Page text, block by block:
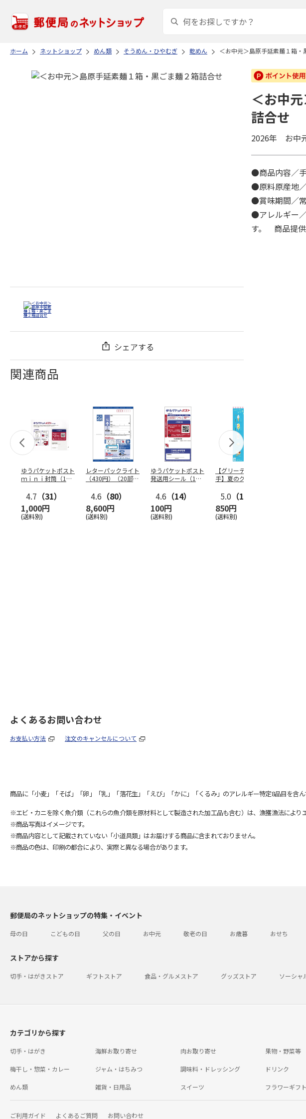
ホーム ネットショップ めん類 そうめん・ひやむぎ 乾めん ＜お中元＞島原手延素麺１箱・
シェアする
関連商品
ゆうパケットポスト
ｍｉｎｉ封筒（1個
4.7 （31）
1,000円
(送料別)
レターパックライト
（430円）（20部セ
4.6 （80）
8,600円
(送料別)
ゆうパケットポスト
発送用シール（1個
4.6 （14）
100円
(送料別)
【グリーティング切
手】夏のグリーティ
5.0 （10）
850円
(送料別)
＜お中
詰合せ
2026年 お中
●商品内容／
●原料原産地
●賞味期間／
●アレルギー
す。 商品提供
よくあるお問い合わせ
お支払い方法 注文のキャンセルについて
商品に「小麦」「そば」「卵」「乳」「落花生」「えび」「かに」「くるみ」のアレルギー特定8品目を含ん
※エビ・カニを除く魚介類（これらの魚介類を原材料として製造された加工品も含む）は、漁獲漁法によ
※商品写真はイメージです。
※商品内容として記載されていない「小道具類」はお届けする商品に含まれておりません。
※商品の色は、印刷の都合により、実際と異なる場合があります。
郵便局のネットショップの特集・イベント
母の日 こどもの日 父の日 お中元 敬老の日 お歳暮 おせち
ストアから探す
切手・はがきストア ギフトストア 食品・グルメストア グッズストア ソーシャ
カテゴリから探す
切手・はがき 海鮮お取り寄せ 肉お取り寄せ 果物・野菜等
梅干し・惣菜・カレー ジャム・はちみつ 調味料・ドレッシング ドリンク
めん類 雑貨・日用品 スイーツ フラワーギフト
ご利用ガイド よくあるご質問 お問い合わせ